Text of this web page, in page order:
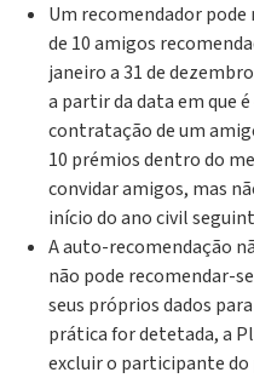
Um recomendador
de 10 amigos
janeiro a 31 de
a partir da data em que
contratação de um
10 prémios dentro do
convidar amigos, mas
início do ano civil
A auto-recomendação
não pode recomendar-
seus próprios dados
prática for detetada, a
excluir o participante do